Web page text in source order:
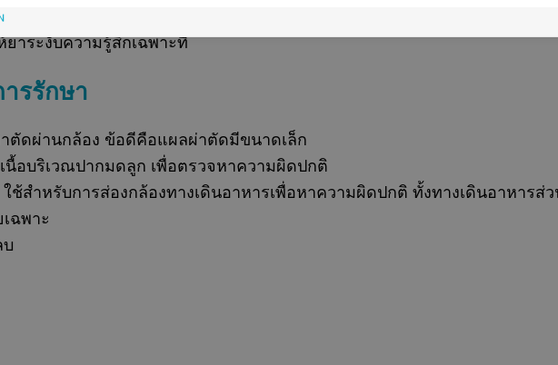
าระงับความรู้สึกเฉพาะที่
รรักษา
ตัดผ่านกล้อง ข้อดีคือแผลผ่าตัดมีขนาดเล็ก
นื้อบริเวณปากมดลูก เพื่อตรวจหาความผิดปกติ
ช้สำหรับการส่องกล้องทางเดินอาหารเพื่อหาความผิดปกติ ทั้งทางเดินอาหารส่
ฉพาะ
บ